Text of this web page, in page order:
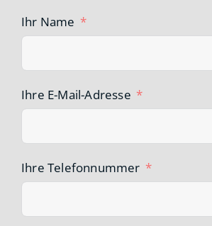
Ihr Name
Ihre E-Mail-Adresse
Ihre Telefonnummer